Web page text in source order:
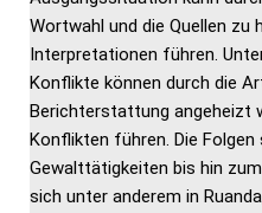
Wortwahl und die Quellen zu
Interpretationen führen.
Konflikte können durch die
Berichterstattung angeheizt
Konflikten führen. Die Folgen
Gewalttätigkeiten bis hin
sich unter anderem in